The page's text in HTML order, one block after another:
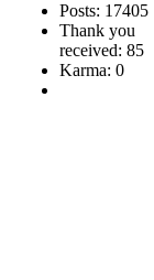
Posts: 17405
Thank you
received: 85
Karma: 0